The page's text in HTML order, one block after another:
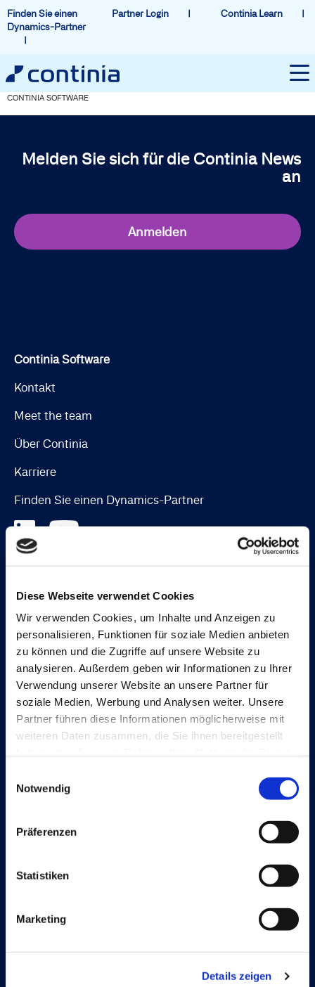
Diese Webseite verwendet Cookies
Wir verwenden Cookies, um Inhalte und Anzeigen zu
personalisieren, Funktionen für soziale Medien anbieten
zu können und die Zugriffe auf unsere Website zu
analysieren. Außerdem geben wir Informationen zu Ihrer
Verwendung unserer Website an unsere Partner für
soziale Medien, Werbung und Analysen weiter. Unsere
Partner führen diese Informationen möglicherweise mit
weiteren Daten zusammen, die Sie ihnen bereitgestellt
Notwendig
Präferenzen
Statistiken
Marketing
Details zeigen
Finden Sie einen
Dynamics-Partner
Partner Login Continia Learn
CONTINIA SOFTWARE
Melden Sie sich für die Continia News
an
Anmelden
Continia Software
Kontakt
Meet the team
Über Continia
Karriere
Finden Sie einen Dynamics-Partner
Document Output
Expense Management
Continia Finance
Continia Banking
Rechtliche Hinweise
Impressum